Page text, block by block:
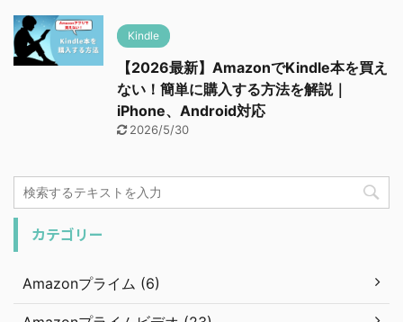
Kindle
【2026最新】AmazonでKindle本を買え
ない！簡単に購入する方法を解説｜
iPhone、Android対応
2026/5/30
カテゴリー
Amazonプライム (6)